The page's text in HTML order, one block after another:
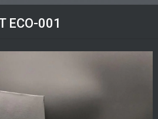
ECO-001